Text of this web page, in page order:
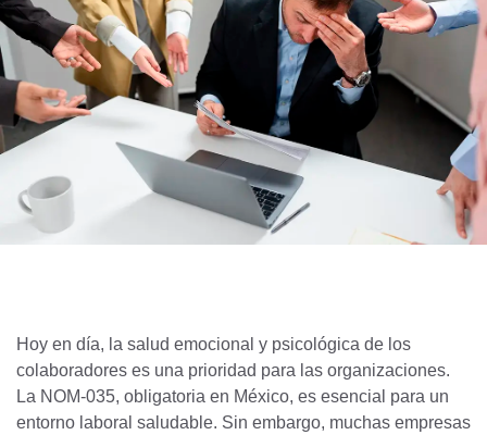
Hoy en día, la salud emocional y psicológica de los
colaboradores es una prioridad para las organizaciones.
La NOM-035, obligatoria en México, es esencial para un
entorno laboral saludable. Sin embargo, muchas empresas